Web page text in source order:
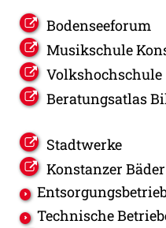
Bodenseeforum
Musikschule
Volkshochschule
Beratungsatlas
Stadtwerke
Konstanzer Bäder
Technische